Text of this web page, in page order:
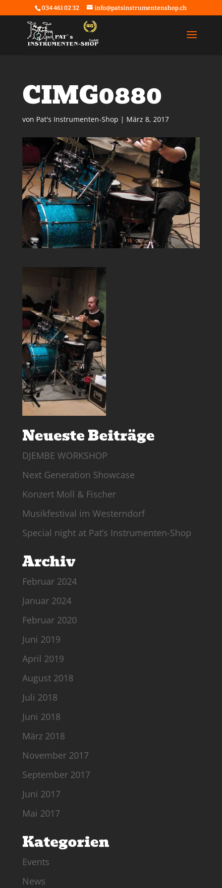
034 461 02 32 info@patsinstrumentenshop.ch
CIMG0880
von Pat's Instrumenten-Shop | März 8, 2017
Neueste Beiträge
DJEMBE WORKSHOP
Next Generation Showcase
Konzert Moll & Fischer
Musikfestival im Westerndorf
Special night at Pat’s Instrumenten-Shop
Archiv
Februar 2024
Januar 2024
Februar 2020
Juni 2019
April 2019
August 2018
Juli 2018
Juni 2018
März 2018
November 2017
September 2017
Juni 2017
Mai 2017
Kategorien
Events
News